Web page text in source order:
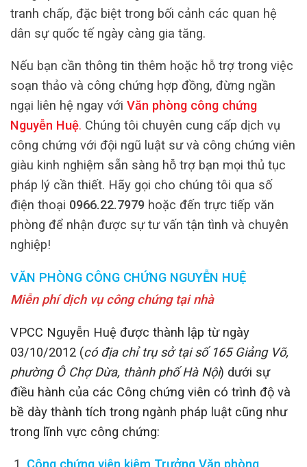
tranh chấp, đặc biệt trong bối cảnh các quan hệ
dân sự quốc tế ngày càng gia tăng.
Nếu bạn cần thông tin thêm hoặc hỗ trợ trong việc
soạn thảo và công chứng hợp đồng, đừng ngần
ngại liên hệ ngay với Văn phòng công chứng
Nguyễn Huệ. Chúng tôi chuyên cung cấp dịch vụ
công chứng với đội ngũ luật sư và công chứng viên
giàu kinh nghiệm sẵn sàng hỗ trợ bạn mọi thủ tục
pháp lý cần thiết. Hãy gọi cho chúng tôi qua số
điện thoại 0966.22.7979 hoặc đến trực tiếp văn
phòng để nhận được sự tư vấn tận tình và chuyên
nghiệp!
VĂN PHÒNG CÔNG CHỨNG NGUYỄN HUỆ
Miễn phí dịch vụ công chứng tại nhà
VPCC Nguyễn Huệ được thành lập từ ngày
03/10/2012 (có địa chỉ trụ sở tại số 165 Giảng Võ,
phường Ô Chợ Dừa, thành phố Hà Nội) dưới sự
điều hành của các Công chứng viên có trình độ và
bề dày thành tích trong ngành pháp luật cũng như
trong lĩnh vực công chứng:
Công chứng viên kiêm Trưởng Văn phòng